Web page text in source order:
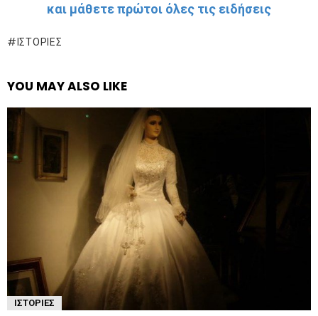
και μάθετε πρώτοι όλες τις ειδήσεις
ΙΣΤΟΡΊΕΣ
YOU MAY ALSO LIKE
ΙΣΤΟΡΊΕΣ